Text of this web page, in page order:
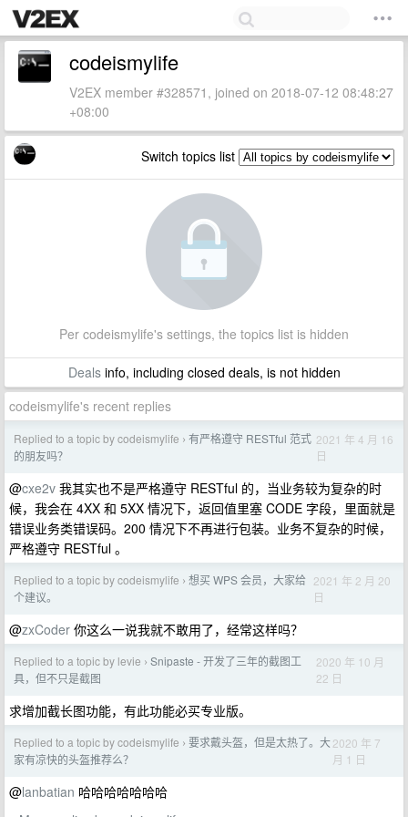
codeismylife
V2EX member #328571, joined on 2018-07-12 08:48:27
+08:00
Switch topics list
Per codeismylife's settings, the topics list is hidden
Dealsinfo, including closed deals, is not hidden
codeismylife's recent replies
Replied to a topic by codeismylife › 有严格遵守 RESTful 范式
的朋友吗？
2021 年 4 月 16
日
@cxe2v 我其实也不是严格遵守 RESTful 的，当业务较为复杂的时
候，我会在 4XX 和 5XX 情况下，返回值里塞 CODE 字段，里面就是
错误业务类错误码。200 情况下不再进行包装。业务不复杂的时候，
严格遵守 RESTful 。
Replied to a topic by codeismylife › 想买 WPS 会员，大家给
个建议。
2021 年 2 月 20
日
@zxCoder 你这么一说我就不敢用了，经常这样吗？
Replied to a topic by levie › Snipaste - 开发了三年的截图工
具，但不只是截图
2020 年 10 月
22 日
求增加截长图功能，有此功能必买专业版。
Replied to a topic by codeismylife › 要求戴头盔，但是太热了。大
家有凉快的头盔推荐么？
2020 年 7
月 1 日
@lanbatian 哈哈哈哈哈哈哈